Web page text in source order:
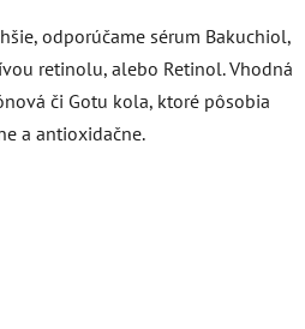
odporúčame sérum Bakuchiol,
retinolu, alebo Retinol. Vhodná
či Gotu kola, ktoré pôsobia
a antioxidačne.